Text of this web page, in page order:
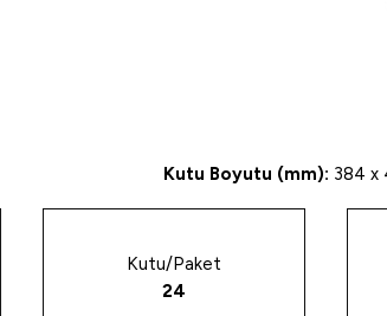
Kutu Boyutu (mm): 384 x
Kutu/Paket
24